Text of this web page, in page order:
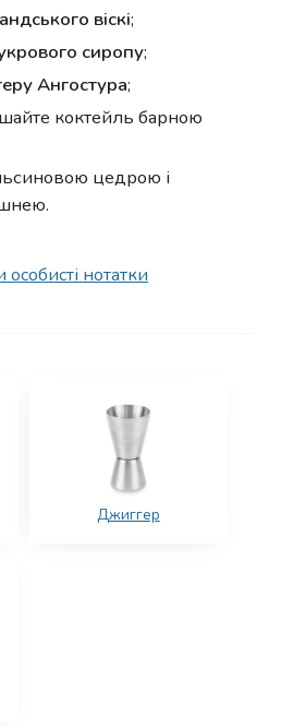
віскі;
сиропу;
Ангостура;
коктейль барною
цедрою і
нотатки
Джиггер